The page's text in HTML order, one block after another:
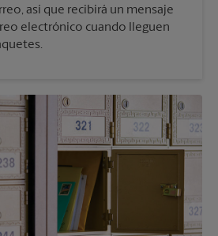
así que recibirá un mensaje
electrónico cuando lleguen